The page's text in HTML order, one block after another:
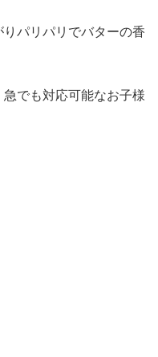
パリパリでバターの香
でも対応可能なお子様